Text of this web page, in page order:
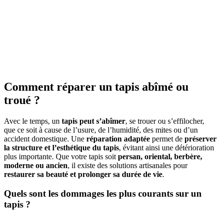
Comment réparer un tapis abîmé ou
troué ?
Avec le temps, un tapis peut s’abîmer, se trouer ou s’effilocher,
que ce soit à cause de l’usure, de l’humidité, des mites ou d’un
accident domestique. Une réparation adaptée permet de préserver
la structure et l’esthétique du tapis, évitant ainsi une détérioration
plus importante. Que votre tapis soit persan, oriental, berbère,
moderne ou ancien, il existe des solutions artisanales pour
restaurer sa beauté et prolonger sa durée de vie.
Quels sont les dommages les plus courants sur un
tapis ?